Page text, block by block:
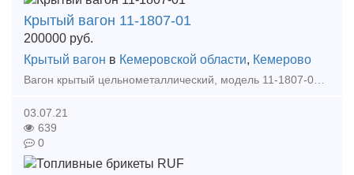
Крытый вагон 11-1807-01
200000 руб.
Крытый вагон в Кемеровской области, Кемерово
03.07.21
639
0